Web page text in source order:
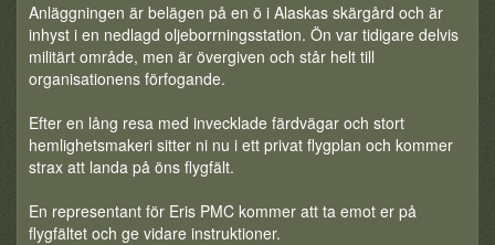
Anläggningen är belägen på en ö i Alaskas skärgård och är
inhyst i en nedlagd oljeborrningsstation. Ön var tidigare delvis
militärt område, men är övergiven och står helt till
organisationens förfogande.
Efter en lång resa med invecklade färdvägar och stort
hemlighetsmakeri sitter ni nu i ett privat flygplan och kommer
strax att landa på öns flygfält.
En representant för Eris PMC kommer att ta emot er på
flygfältet och ge vidare instruktioner.